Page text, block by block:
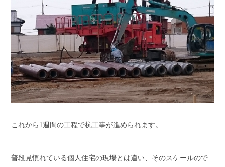
これから1週間の工程で杭工事が進められます。
普段見慣れている個人住宅の現場とは違い、そのスケールので